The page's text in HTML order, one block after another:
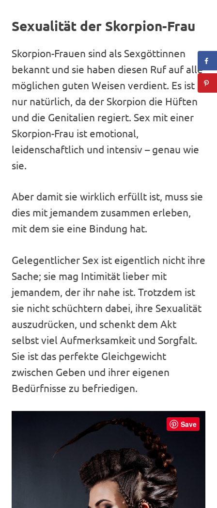
Sexualität der Skorpion-Frau
Skorpion-Frauen sind als Sexgöttinnen
bekannt und sie haben diesen Ruf auf alle
möglichen guten Weisen verdient. Es ist
nur natürlich, da der Skorpion die Hüften
und die Genitalien regiert. Sex mit einer
Skorpion-Frau ist emotional,
leidenschaftlich und intensiv – genau wie
sie.
Aber damit sie wirklich erfüllt ist, muss sie
dies mit jemandem zusammen erleben,
mit dem sie eine Bindung hat.
Gelegentlicher Sex ist eigentlich nicht ihre
Sache; sie mag Intimität lieber mit
jemandem, der ihr nahe ist. Trotzdem ist
sie nicht schüchtern dabei, ihre Sexualität
auszudrücken, und schenkt dem Akt
selbst viel Aufmerksamkeit und Sorgfalt.
Sie ist das perfekte Gleichgewicht
zwischen Geben und ihrer eigenen
Bedürfnisse zu befriedigen.
Save